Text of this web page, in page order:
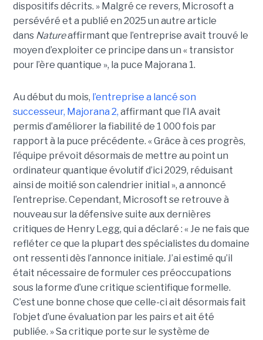
dispositifs décrits. » Malgré ce revers, Microsoft a
persévéré et a publié en 2025 un autre article
dans Natureaffirmant que l’entreprise avait trouvé le
moyen d’exploiter ce principe dans un « transistor
pour l’ère quantique », la puce Majorana 1.
Au début du mois, l’entreprise a lancé son
successeur, Majorana 2, affirmant que l’IA avait
permis d’améliorer la fiabilité de 1 000 fois par
rapport à la puce précédente. « Grâce à ces progrès,
l’équipe prévoit désormais de mettre au point un
ordinateur quantique évolutif d’ici 2029, réduisant
ainsi de moitié son calendrier initial », a annoncé
l’entreprise. Cependant, Microsoft se retrouve à
nouveau sur la défensive suite aux dernières
critiques de Henry Legg, qui a déclaré : « Je ne fais que
refléter ce que la plupart des spécialistes du domaine
ont ressenti dès l’annonce initiale. J’ai estimé qu’il
était nécessaire de formuler ces préoccupations
sous la forme d’une critique scientifique formelle.
C’est une bonne chose que celle-ci ait désormais fait
l’objet d’une évaluation par les pairs et ait été
publiée. »Sa critique porte sur le système de